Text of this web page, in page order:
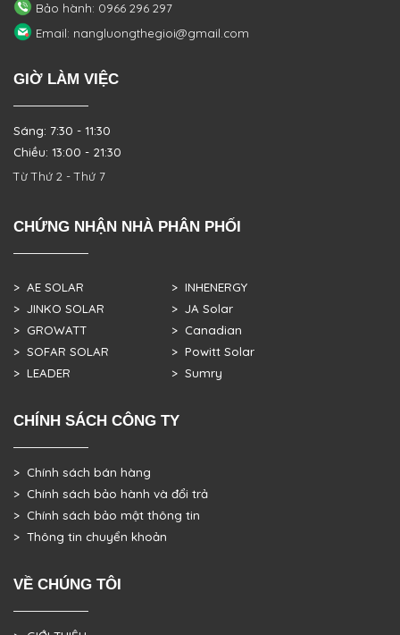
Bảo hành: 0966 296 297
Email: nangluongthegioi@gmail.com
GIỜ LÀM VIỆC
Sáng: 7:30 - 11:30
Chiều: 13:00 - 21:30
Từ Thứ 2 - Thứ 7
CHỨNG NHẬN NHÀ PHÂN PHỐI
> AE SOLAR
> JINKO SOLAR
> GROWATT
> SOFAR SOLAR
> LEADER
> INHENERGY
> JA Solar
> Canadian
> Powitt Solar
> Sumry
CHÍNH SÁCH CÔNG TY
> Chính sách bán hàng
> Chính sách bảo hành và đổi trả
> Chính sách bảo mật thông tin
> Thông tin chuyển khoản
VỀ CHÚNG TÔI